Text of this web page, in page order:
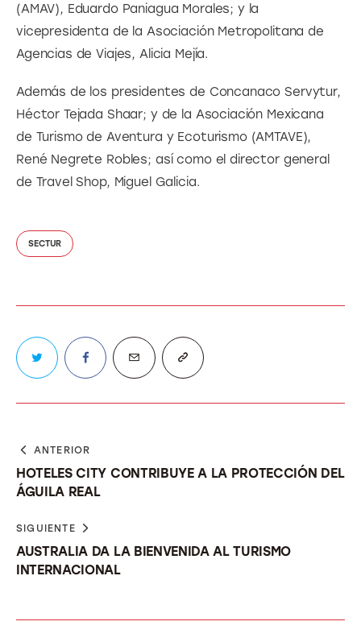
(AMAV), Eduardo Paniagua Morales; y la
vicepresidenta de la Asociación Metropolitana de
Agencias de Viajes, Alicia Mejía.
Además de los presidentes de Concanaco Servytur,
Héctor Tejada Shaar; y de la Asociación Mexicana
de Turismo de Aventura y Ecoturismo (AMTAVE),
René Negrete Robles; así como el director general
de Travel Shop, Miguel Galicia.
SECTUR
ANTERIOR
HOTELES CITY CONTRIBUYE A LA PROTECCIÓN DEL
ÁGUILA REAL
SIGUIENTE
AUSTRALIA DA LA BIENVENIDA AL TURISMO
INTERNACIONAL